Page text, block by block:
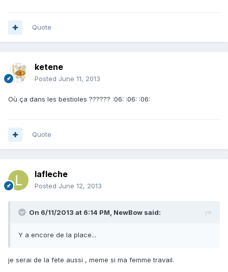
Quote
ketene
Posted June 11, 2013
Où ça dans les bestioles ?????? :06: :06: :06:
Quote
lafleche
Posted June 12, 2013
On 6/11/2013 at 6:14 PM, NewBow said:
Y a encore de la place...
je serai de la fete aussi , meme si ma femme travail.